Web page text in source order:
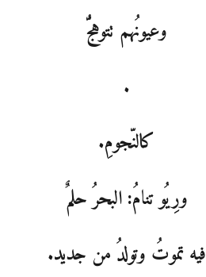
وعيونُهم تتوهّجُ
.
كالنّجومِ.
ورِيُو تنامُ: البحرُ حلمٌ
فيه تموتُ وتولدُ من جديد.